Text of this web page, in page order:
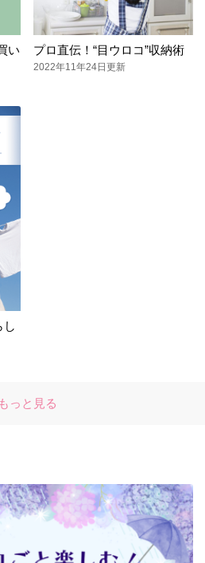
い
プロ直伝！“目ウロコ”収納術
2022年11年24日更新
し
もっと見る